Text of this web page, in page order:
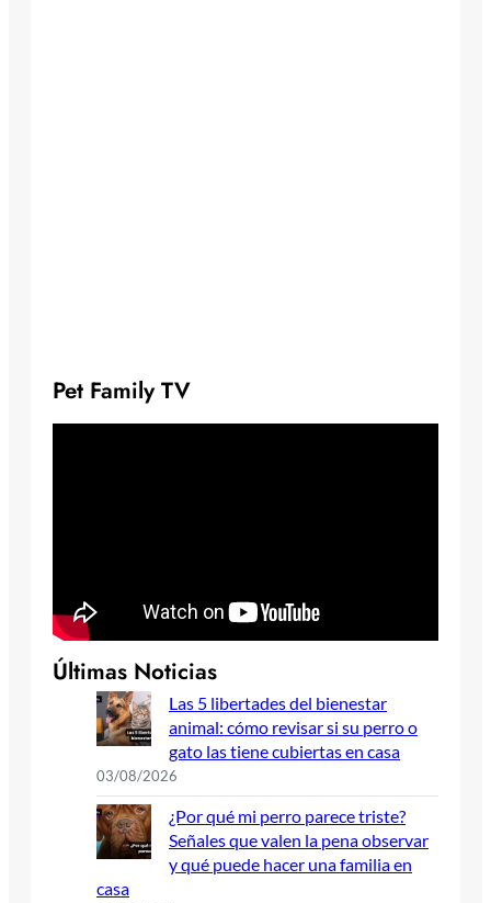
Pet Family TV
Últimas Noticias
Las 5 libertades del bienestar
animal: cómo revisar si su perro o
gato las tiene cubiertas en casa
03/08/2026
¿Por qué mi perro parece triste?
Señales que valen la pena observar
y qué puede hacer una familia en
casa